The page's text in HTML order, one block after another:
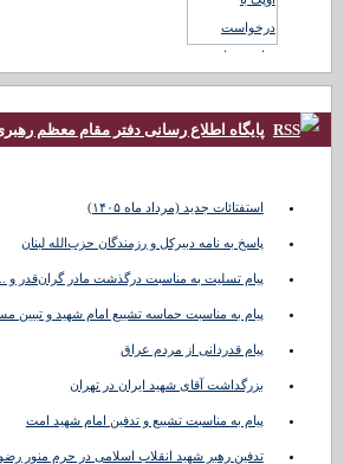
پایگاه اطلاع رسانی دفتر مقام معظم
استفتائات جدید (مرداد ماه ۱۴۰۵)
پاسخ به نامه دبیرکل و رزمندگان حزب‌الله لبنان
پیام تسلیت به مناسبت درگذشت مادر گران‌قدر و ...
پیام به مناسبت حماسه تشییع امام شهید و تبیین
پیام قدردانی از مردم عراق
بزرگداشت آقای شهید ایران در تهران
پیام به مناسبت تشییع و تدفین امام شهید امت
تدفین رهبر شهید انقلاب اسلامی در حرم منور